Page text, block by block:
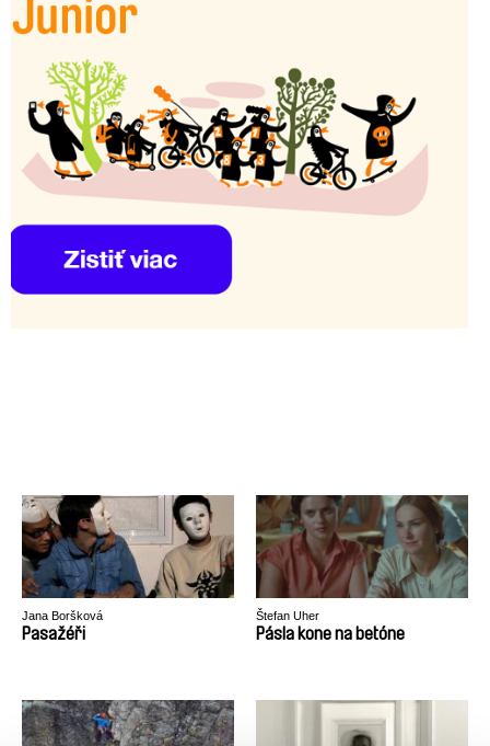
Jana Boršková
Pasažéři
Štefan Uher
Pásla kone na betóne